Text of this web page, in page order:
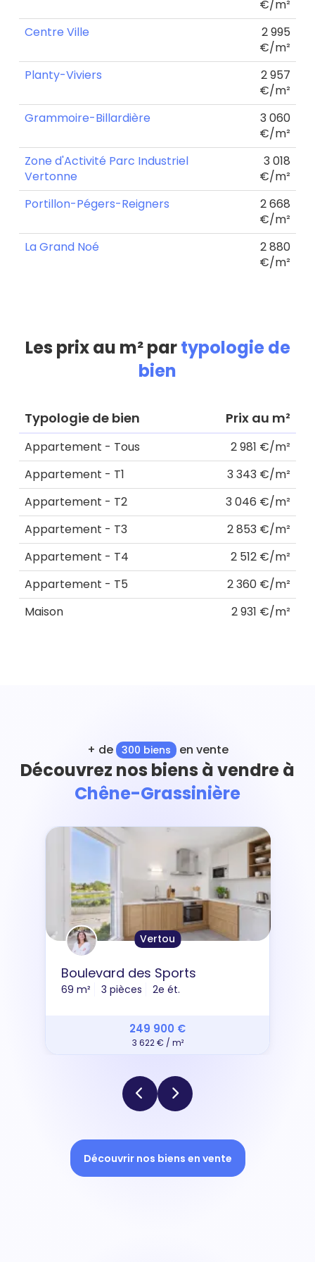
€/m²
Centre Ville
2 995
€/m²
Planty-Viviers
2 957
€/m²
Grammoire-Billardière
3 060
€/m²
Zone d'Activité Parc Industriel
Vertonne
3 018
€/m²
Portillon-Pégers-Reigners
2 668
€/m²
La Grand Noé
2 880
€/m²
Les prix au m² partypologie de
bien
Typologie de bien Prix au m²
Appartement - Tous
2 981 €/m²
Appartement - T1
3 343 €/m²
Appartement - T2
3 046 €/m²
Appartement - T3
2 853 €/m²
Appartement - T4
2 512 €/m²
Appartement - T5
2 360 €/m²
Maison
2 931 €/m²
+ de 300 biens en vente
Découvrez nos biens à vendre à
Chêne-Grassinière
Vertou
Boulevard des Sports
69 m² 3 pièces 2e ét.
249 900 €
3 622 € / m²
Découvrir nos biens en vente